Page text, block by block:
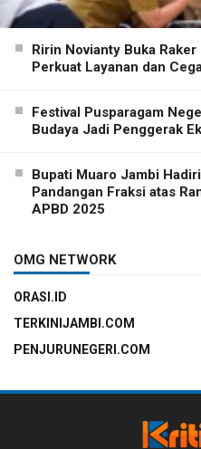
Ririn Novianty Buka
Perkuat Layanan dan
Festival Pusparagam
Budaya Jadi Penggerak
Bupati Muaro Jambi
Pandangan Fraksi atas
APBD 2025
OMG NETWORK
ORASI.ID
TERKINIJAMBI.COM
PENJURUNEGERI.COM